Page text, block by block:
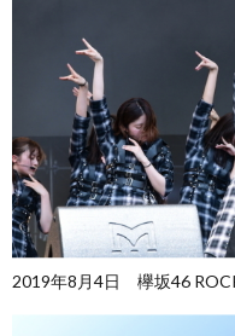
2019年8月4日 欅坂46